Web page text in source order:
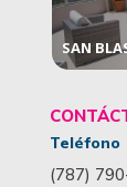
SAN
Teléfono
(787)